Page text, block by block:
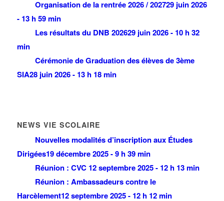
Organisation de la rentrée 2026 / 202729 juin 2026
- 13 h 59 min
Les résultats du DNB 202629 juin 2026 - 10 h 32
min
Cérémonie de Graduation des élèves de 3ème
SIA28 juin 2026 - 13 h 18 min
NEWS VIE SCOLAIRE
Nouvelles modalités d’inscription aux Études
Dirigées19 décembre 2025 - 9 h 39 min
Réunion : CVC 12 septembre 2025 - 12 h 13 min
Réunion : Ambassadeurs contre le
Harcèlement12 septembre 2025 - 12 h 12 min